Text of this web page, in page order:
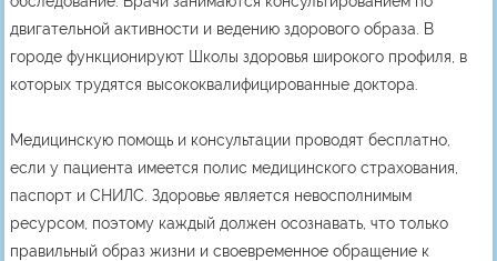
двигательной активности и ведению здорового образа. В
городе функционируют Школы здоровья широкого профиля, в
которых трудятся высококвалифицированные доктора.
Медицинскую помощь и консультации проводят бесплатно,
если у пациента имеется полис медицинского страхования,
паспорт и СНИЛС. Здоровье является невосполнимым
ресурсом, поэтому каждый должен осознавать, что только
правильный образ жизни и своевременное обращение к